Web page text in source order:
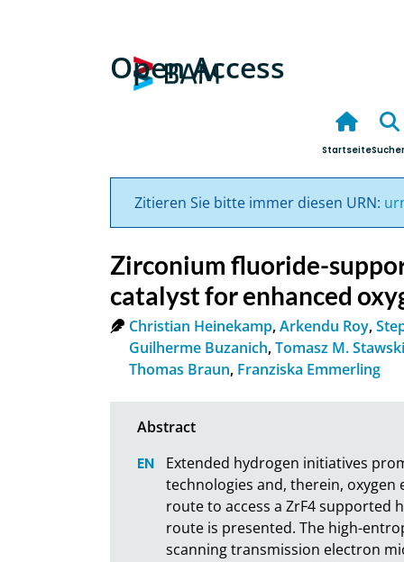
Open Access
Startseite
Zitieren Sie bitte immer diesen URN:
Zirconium fluoride-
catalyst for enhanced
Christian Heinekamp,Arkendu Roy,
Guilherme Buzanich,Tomasz M. Stawski
Thomas Braun, Franziska Emmerling
Extended hydrogen initiatives
technologies and, therein,
route to access a ZrF4 supported
route is presented. The high-
scanning transmission electron